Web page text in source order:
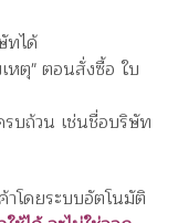
ทได้
เหตุ" ตอนสั่งซื้อ ใบ
รบถ้วน เช่นชื่อบริษัท
าโดยระบบอัตโนมัติ